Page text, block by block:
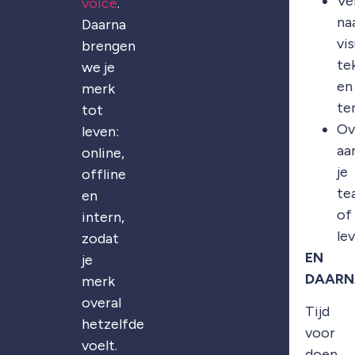
Daarna
brengen
we je
merk
tot
leven:
online,
offline
en
intern,
zodat
je
merk
overal
hetzelfde
voelt.
en
je
of
EN
Tijd
voor